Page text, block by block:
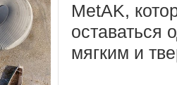
MetAK,
оставаться
мягким и